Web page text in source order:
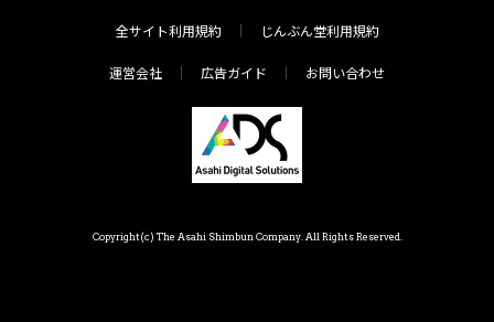
全サイト利用規約 じんぶん堂利用規約
運営会社 広告ガイド お問い合わせ
Copyright(c) The Asahi Shimbun Company. All Rights Reserved.